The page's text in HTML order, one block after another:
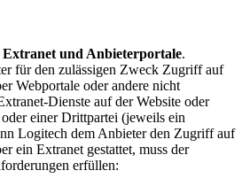
und Anbieterportale.
für den zulässigen Zweck Zugriff auf
Webportale oder andere nicht
Dienste auf der Website oder
einer Drittpartei (jeweils ein
Logitech dem Anbieter den Zugriff auf
ein Extranet gestattet, muss der
erfüllen: